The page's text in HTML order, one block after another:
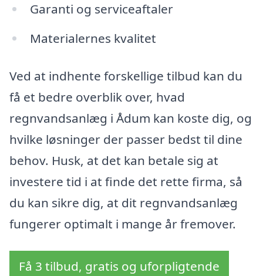
Garanti og serviceaftaler
Materialernes kvalitet
Ved at indhente forskellige tilbud kan du
få et bedre overblik over, hvad
regnvandsanlæg i Ådum kan koste dig, og
hvilke løsninger der passer bedst til dine
behov. Husk, at det kan betale sig at
investere tid i at finde det rette firma, så
du kan sikre dig, at dit regnvandsanlæg
fungerer optimalt i mange år fremover.
Få 3 tilbud, gratis og uforpligtende